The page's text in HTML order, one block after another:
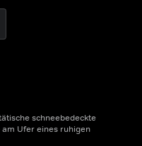
schneebedeckte
Ufer eines ruhigen